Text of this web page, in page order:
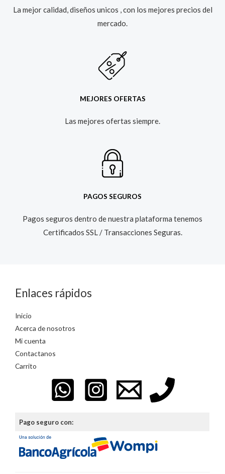
La mejor calidad, diseños unicos , con los mejores precios del
mercado.​
MEJORES OFERTAS
Las mejores ofertas siempre.​
PAGOS SEGUROS
Pagos seguros dentro de nuestra plataforma tenemos
Certificados SSL / Transacciones Seguras.​
Enlaces rápidos
Inicio
Acerca de nosotros
Mi cuenta
Contactanos
Carrito
Pago seguro con: